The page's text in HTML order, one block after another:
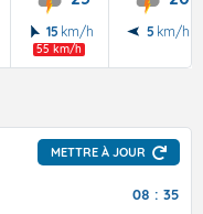
15 km/h
55 km/h
5 km/h
METTRE À JOUR
08 : 35